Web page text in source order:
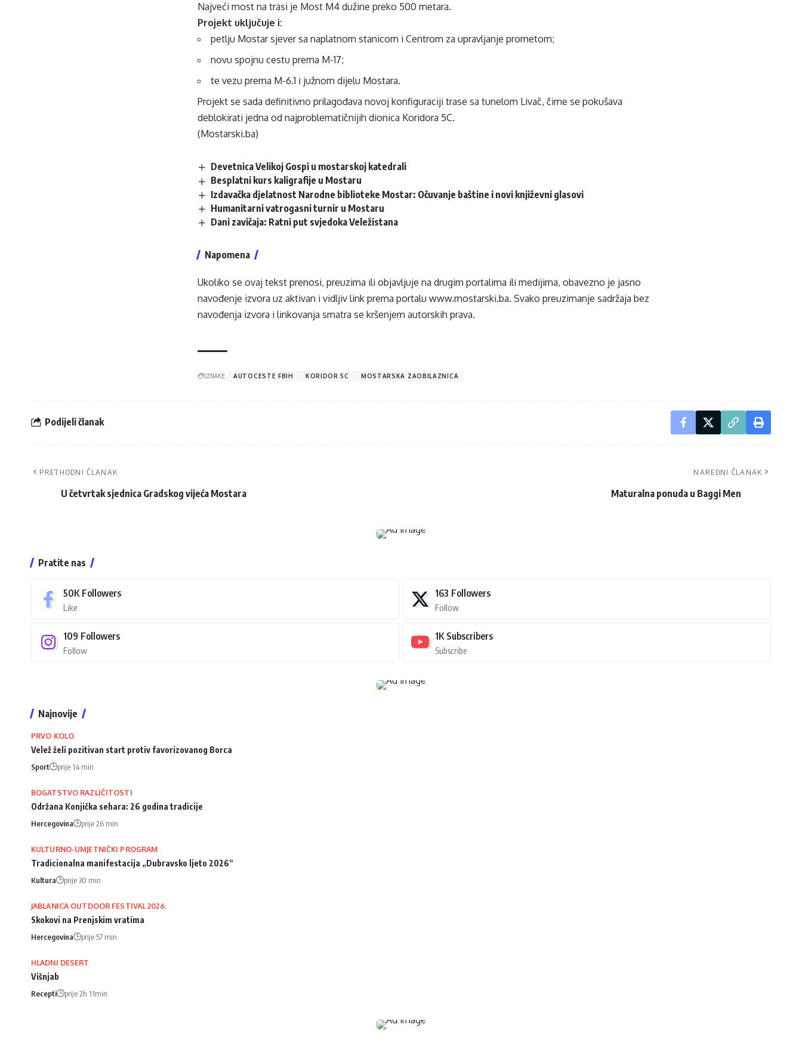
Najveći most na trasi je Most M4 dužine preko 500 metara.
Projekt uključuje i:
petlju Mostar sjever sa naplatnom stanicom i Centrom za upravljanje prometom;
novu spojnu cestu prema M-17;
te vezu prema M-6.1 i južnom dijelu Mostara.
Projekt se sada definitivno prilagođava novoj konfiguraciji trase sa tunelom Livač, čime se pokušava
deblokirati jedna od najproblematičnijih dionica Koridora 5C.
(Mostarski.ba)
Devetnica Velikoj Gospi u mostarskoj katedrali
Besplatni kurs kaligrafije u Mostaru
Izdavačka djelatnost Narodne biblioteke Mostar: Očuvanje baštine i novi književni glasovi
Humanitarni vatrogasni turnir u Mostaru
Dani zavičaja: Ratni put svjedoka Veležistana
Napomena
Ukoliko se ovaj tekst prenosi, preuzima ili objavljuje na drugim portalima ili medijima, obavezno je jasno
navođenje izvora uz aktivan i vidljiv link prema portalu www.mostarski.ba. Svako preuzimanje sadržaja bez
navođenja izvora i linkovanja smatra se kršenjem autorskih prava.
OZNAKE: AUTOCESTE FBIH KORIDOR 5C MOSTARSKA ZAOBILAZNICA
Podijeli članak
PRETHODNI ČLANAK
U četvrtak sjednica Gradskog vijeća Mostara
NAREDNI ČLANAK
Maturalna ponuda u Baggi Men
Pratite nas
50K Followers
Like
163 Followers
Follow
109 Followers
Follow
1K Subscribers
Subscribe
Najnovije
PRVO KOLO
Velež želi pozitivan start protiv favorizovanog Borca
Sport prije 14 min
BOGATSTVO RAZLIČITOSTI
Održana Konjička sehara: 26 godina tradicije
Hercegovina prije 26 min
KULTURNO-UMJETNIČKI PROGRAM
Tradicionalna manifestacija „Dubravsko ljeto 2026“
Kultura prije 30 min
JABLANICA OUTDOOR FESTIVAL 2026.
Skokovi na Prenjskim vratima
Hercegovina prije 57 min
HLADNI DESERT
Višnjab
Recepti prije 2h 11min